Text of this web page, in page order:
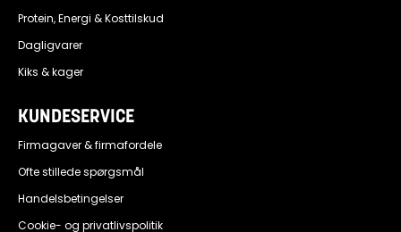
Protein, Energi & Kosttilskud
Dagligvarer
Kiks & kager
KUNDESERVICE
Firmagaver & firmafordele
Ofte stillede spørgsmål
Handelsbetingelser
Cookie- og privatlivspolitik